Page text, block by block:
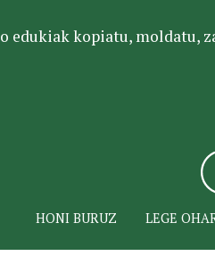
edukiak kopiatu, moldatu,
HONI BURUZ LEGE